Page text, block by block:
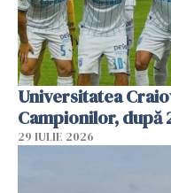
Universitatea
Campionilor, după
29 IULIE 2026